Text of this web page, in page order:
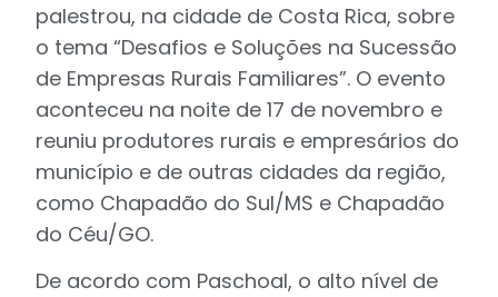
palestrou, na cidade de Costa Rica, sobre
o tema “Desafios e Soluções na Sucessão
de Empresas Rurais Familiares”. O evento
aconteceu na noite de 17 de novembro e
reuniu produtores rurais e empresários do
município e de outras cidades da região,
como Chapadão do Sul/MS e Chapadão
do Céu/GO.
De acordo com Paschoal, o alto nível de